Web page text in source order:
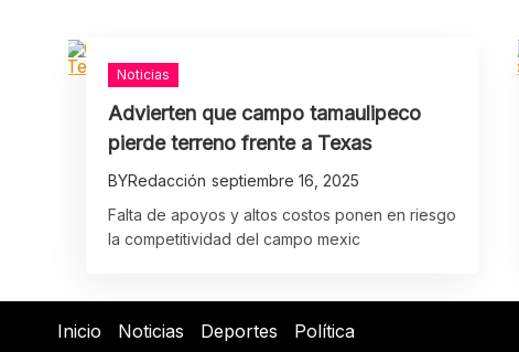
Noticias
Advierten que campo tamaulipeco
pierde terreno frente a Texas
BYRedacción septiembre 16, 2025
Falta de apoyos y altos costos ponen en riesgo
la competitividad del campo mexic
Inicio Noticias Deportes Política